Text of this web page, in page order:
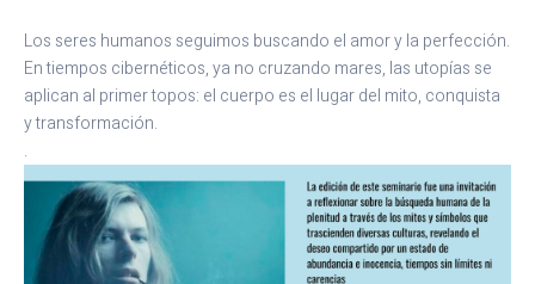
Los seres humanos seguimos buscando el amor y la perfección.
En tiempos cibernéticos, ya no cruzando mares, las utopías se
aplican al primer topos: el cuerpo es el lugar del mito, conquista
y transformación.
.